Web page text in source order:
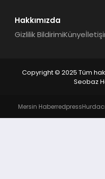
Hakkımızda
Gizlilik BildirimiKünye
Copyright © 2025 Tüm
Seobaz
Mersin HaberredpressHurdacı